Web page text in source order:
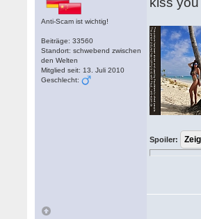
Anti-Scam ist wichtig!
Beiträge: 33560
Standort: schwebend zwischen
den Welten
Mitglied seit: 13. Juli 2010
Geschlecht:
Spoiler: